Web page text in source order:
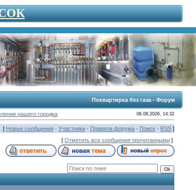
СОК
Поквартирка без газа - Форум
нашего городка 06.08.2026, 14:32
[ Новые сообщения· Участники· Правила форума· Поиск· RSS]
[ Отметить все сообщения прочитанными]